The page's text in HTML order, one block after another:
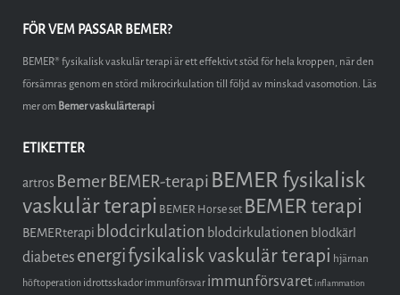
FÖR VEM PASSAR BEMER?
BEMER® fysikalisk vaskulär terapi är ett effektivt stöd för hela kroppen, när den
försämras genom en störd mikrocirkulation till följd av minskad vasomotion. Läs
mer omBemer vaskulärterapi
ETIKETTER
artros BemerBEMER-terapi BEMER fysikalisk
vaskulär terapi BEMER Horse set BEMER terapi
BEMERterapi blodcirkulation blodcirkulationen blodkärl
diabetesenergifysikalisk vaskulär terapi hjärnan
höftoperation idrottsskador immunförsvar immunförsvaret inflammation